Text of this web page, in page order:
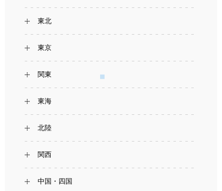
東北
東京
関東
東海
北陸
関西
中国・四国